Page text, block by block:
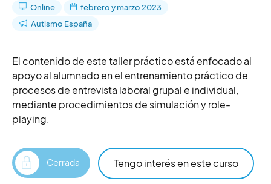
Online
febrero y marzo 2023
Autismo España
El contenido de este taller práctico está enfocado al
apoyo al alumnado en el entrenamiento práctico de
procesos de entrevista laboral grupal e individual,
mediante procedimientos de simulación y role-
playing.
Cerrada Tengo interés en este curso